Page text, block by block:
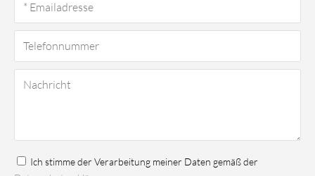
Ich stimme der Verarbeitung meiner Daten gemäß der